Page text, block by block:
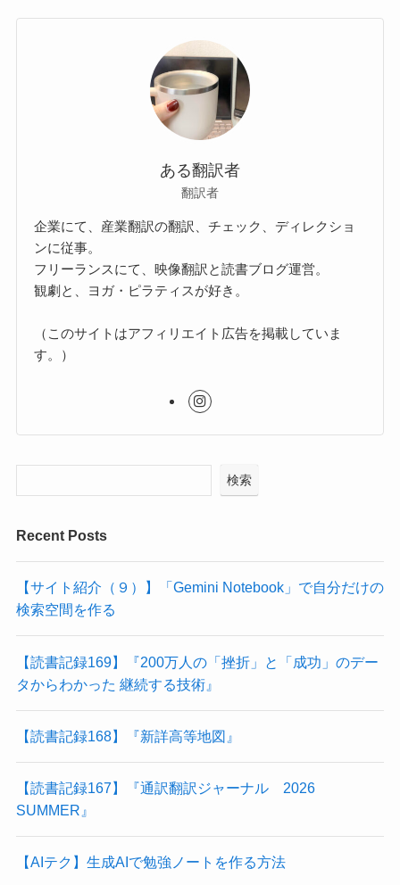
ある翻訳者
翻訳者
企業にて、産業翻訳の翻訳、チェック、ディレクショ
ンに従事。
フリーランスにて、映像翻訳と読書ブログ運営。
観劇と、ヨガ・ピラティスが好き。
（このサイトはアフィリエイト広告を掲載していま
す。）
検索
Recent Posts
【サイト紹介（９）】「Gemini Notebook」で自分だけの
検索空間を作る
【読書記録169】『200万人の「挫折」と「成功」のデー
タからわかった 継続する技術』
【読書記録168】『新詳高等地図』
【読書記録167】『通訳翻訳ジャーナル 2026
SUMMER』
【AIテク】生成AIで勉強ノートを作る方法